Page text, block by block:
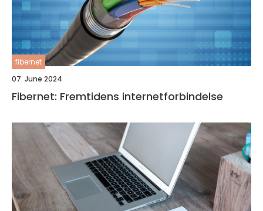
fibernet
07. June 2024
Fibernet: Fremtidens internetforbindelse